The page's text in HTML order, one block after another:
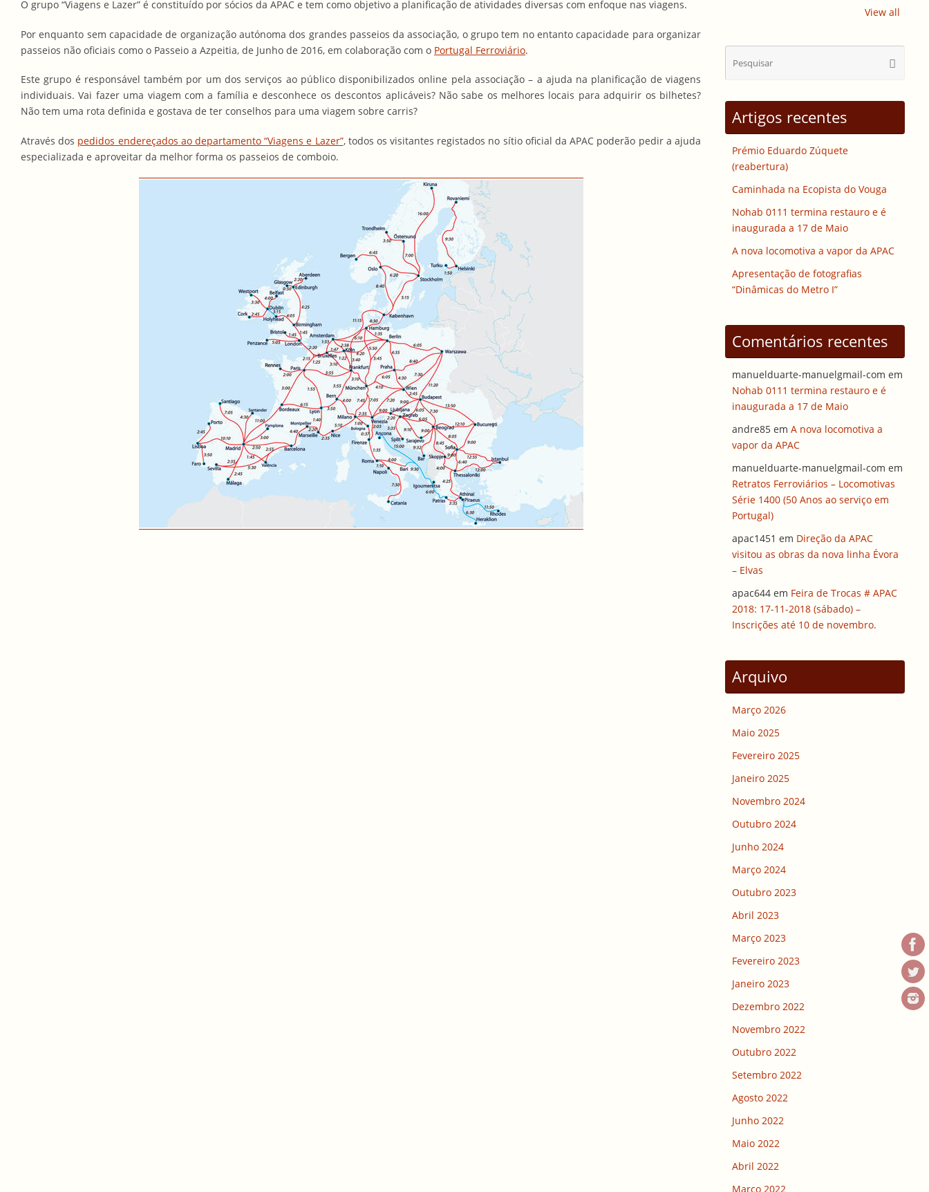
O grupo “Viagens e Lazer” é constituído por sócios da APAC e tem como objetivo a planificação de atividades diversas com enfoque nas viagens.
Por enquanto sem capacidade de organização autónoma dos grandes passeios da associação, o grupo tem no entanto capacidade para organizar
passeios não oficiais como o Passeio a Azpeitia, de Junho de 2016, em colaboração com o Portugal Ferroviário.
Este grupo é responsável também por um dos serviços ao público disponibilizados online pela associação – a ajuda na planificação de viagens
individuais. Vai fazer uma viagem com a família e desconhece os descontos aplicáveis? Não sabe os melhores locais para adquirir os bilhetes?
Não tem uma rota definida e gostava de ter conselhos para uma viagem sobre carris?
Através dos pedidos endereçados ao departamento “Viagens e Lazer”, todos os visitantes registados no sítio oficial da APAC poderão pedir a ajuda
especializada e aproveitar da melhor forma os passeios de comboio.
View all
Artigos recentes
Prémio Eduardo Zúquete
(reabertura)
Caminhada na Ecopista do Vouga
Nohab 0111 termina restauro e é
inaugurada a 17 de Maio
A nova locomotiva a vapor da APAC
Apresentação de fotografias
“Dinâmicas do Metro I”
Comentários recentes
manuelduarte-manuelgmail-com em
Nohab 0111 termina restauro e é
inaugurada a 17 de Maio
andre85 em A nova locomotiva a
vapor da APAC
manuelduarte-manuelgmail-com em
Retratos Ferroviários – Locomotivas
Série 1400 (50 Anos ao serviço em
Portugal)
apac1451 em Direção da APAC
visitou as obras da nova linha Évora
– Elvas
apac644 em Feira de Trocas # APAC
2018: 17-11-2018 (sábado) –
Inscrições até 10 de novembro.
Arquivo
Março 2026
Maio 2025
Fevereiro 2025
Janeiro 2025
Novembro 2024
Outubro 2024
Junho 2024
Março 2024
Outubro 2023
Abril 2023
Março 2023
Fevereiro 2023
Janeiro 2023
Dezembro 2022
Novembro 2022
Outubro 2022
Setembro 2022
Agosto 2022
Junho 2022
Maio 2022
Abril 2022
Março 2022